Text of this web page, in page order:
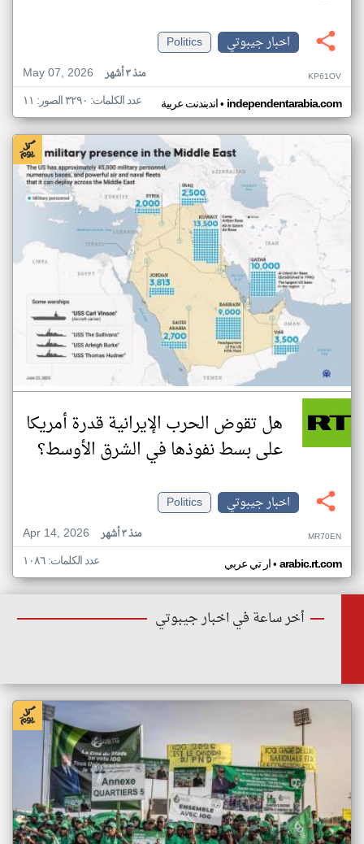
اخبار جيبوتي
Politics
May 07, 2026
منذ ٣ أشهر KP61OV
اندبندنت عربية• independentarabia.com عدد الكلمات: ٣٢٩٠ الصور: ١١
هل تقوض الحرب الإيرانية قدرة أمريكا
على بسط نفوذها في الشرق الأوسط؟
اخبار جيبوتي
Politics
Apr 14, 2026
منذ ٣ أشهر MR70EN
ار تي عربي• arabic.rt.com عدد الكلمات: ١٠٨٦
أخر ساعة في اخبار جيبوتي